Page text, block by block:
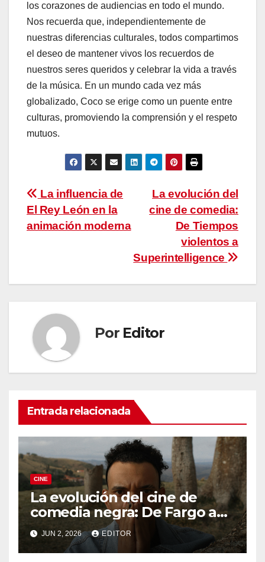
los corazones de audiencias en todo el mundo.
Nos recuerda que, independientemente de
nuestras diferencias culturales, todos compartimos
el deseo de mantener vivos los recuerdos de
nuestros seres queridos y celebrar la vida a través
de la música. En un mundo cada vez más
globalizado, Coco se erige como un puente entre
culturas, promoviendo la comprensión y el respeto
mutuos.
Navegación
de
La evolución del
cine de comedia:
De Tiempos
violentos a
Superintelligence
La influencia de
El Rey León en la
animación moderna
Por Editor
Entrada relacionada
CINE
La evolución del cine de
comedia negra: De Fargo a
Knives Out
JUN 2, 2026 EDITOR